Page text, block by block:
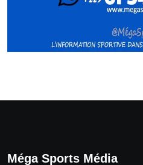
Méga Sports Média